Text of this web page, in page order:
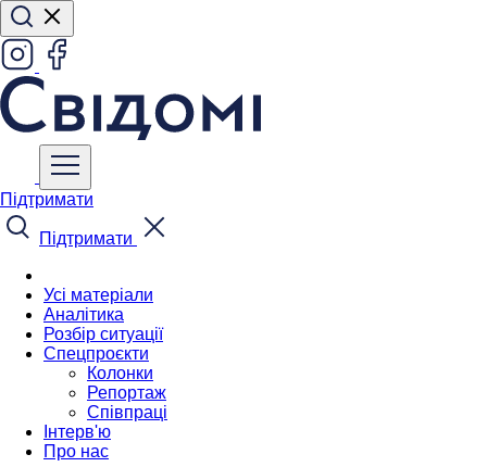
Підтримати
Підтримати
Усі матеріали
Аналітика
Розбір ситуації
Спецпроєкти
Колонки
Репортаж
Співпраці
Інтерв'ю
Про нас